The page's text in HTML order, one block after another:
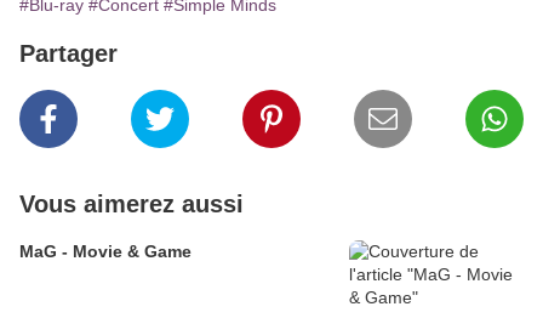
#Blu-ray #Concert #Simple Minds
Partager
Vous aimerez aussi
MaG - Movie & Game